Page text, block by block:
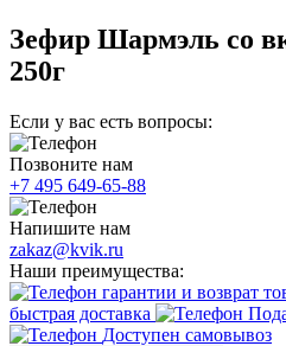
Зефир Шармэль со
250г
Если у вас есть вопросы:
Позвоните нам
+7 495 649-65-88
Напишите нам
zakaz@kvik.ru
Наши преимущества:
гарантии и возврат
быстрая доставка
Доступен самовывоз